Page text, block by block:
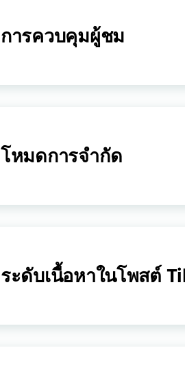
การควบคุมผู้ชม
โหมดการจำกัด
ระดับเนื้อหาในโพสต์